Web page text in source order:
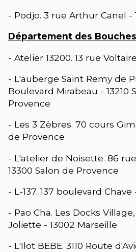
- Podjo. 3 rue Arthur Canel -
Département des
- Atelier 13200. 13 rue
- L'auberge Saint Remy de
Boulevard Mirabeau - 13210
Provence
- Les 3 Zèbres. 70 cours
de Provence
- L'atelier de Noisette. 86
13300 Salon de Provence
- L-137. 137 boulevard Chave
- Pao Cha. Les Docks
Joliette - 13002 Marseille
- L'Ilot BEBE. 3110 Route